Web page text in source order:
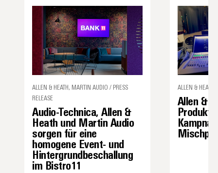
ALLEN & HEATH, MARTIN AUDIO / PRESS
RELEASE
Audio-Technica, Allen &
Heath und Martin Audio
sorgen für eine
homogene Event- und
Hintergrundbeschallung
im Bistro11
ALLEN & HEATH
Allen &